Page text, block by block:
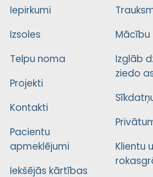
Iepirkumi
Izsoles
Telpu noma
Projekti
Kontakti
Pacientu
apmeklējumi
Iekšējās kārtības
Mācību
Izglāb
ziedo
Klientu